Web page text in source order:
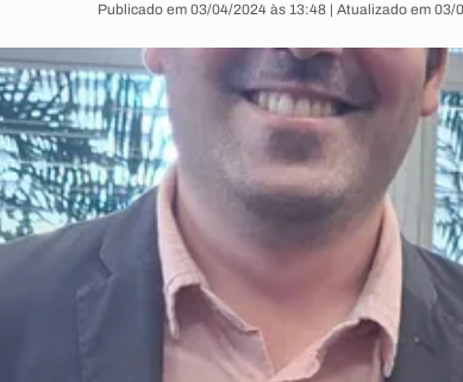
Publicado em 03/04/2024 às 13:48 | Atualizado em 03/